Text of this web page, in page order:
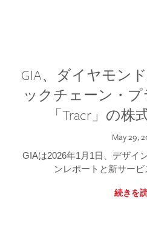
GIA、ダイヤモン
ックチェーン・
「Tracr」の株
May 29,
GIAは2026年1月1日、デザイ
ンレポートと新サービ
続きを